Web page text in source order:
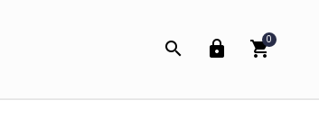
  
0